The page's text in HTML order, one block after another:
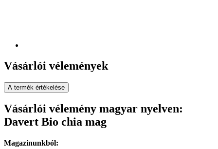
Vásárlói vélemények
A termék értékelése
Vásárlói vélemény magyar nyelven:
Davert Bio chia mag
Magazinunkból: